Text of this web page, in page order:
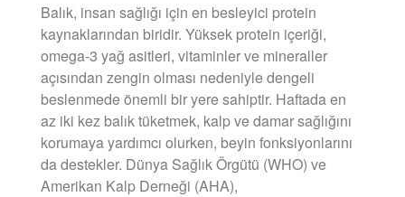
Balık, insan sağlığı için en besleyici protein
kaynaklarından biridir. Yüksek protein içeriği,
omega-3 yağ asitleri, vitaminler ve mineraller
açısından zengin olması nedeniyle dengeli
beslenmede önemli bir yere sahiptir. Haftada en
az iki kez balık tüketmek, kalp ve damar sağlığını
korumaya yardımcı olurken, beyin fonksiyonlarını
da destekler. Dünya Sağlık Örgütü (WHO) ve
Amerikan Kalp Derneği (AHA),